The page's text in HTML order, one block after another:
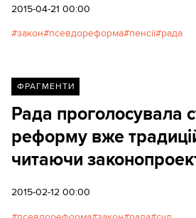
2015-04-21 00:00
закон псевдореформа пенсії рада
ФРАГМЕНТИ
Рада проголосувала
реформу вже
читаючи
2015-02-12 00:00